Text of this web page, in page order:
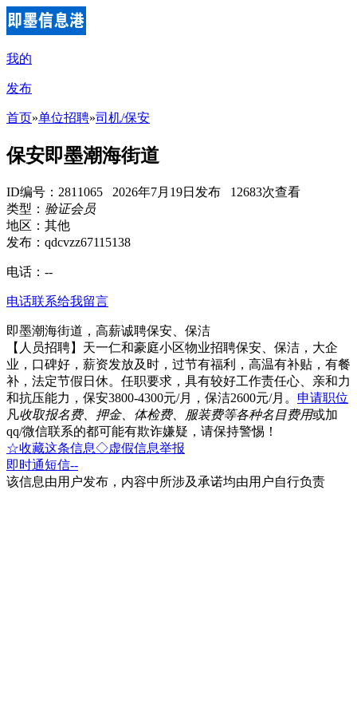
我的
发布
首页»单位招聘»司机/保安
保安即墨潮海街道
ID编号：2811065 2026年7月19日发布 12683次查看
类型： 验证会员
地区：其他
发布：qdcvzz67115138
电话： --
电话联系给我留言
即墨潮海街道，高薪诚聘保安、保洁
【人员招聘】天一仁和豪庭小区物业招聘保安、保洁，大企
业，口碑好，薪资发放及时，过节有福利，高温有补贴，有餐
补，法定节假日休。任职要求，具有较好工作责任心、亲和力
和抗压能力，保安3800-4300元/月，保洁2600元/月。 申请职位
凡收取报名费、押金、体检费、服装费等各种名目费用或加
qq/微信联系的都可能有欺诈嫌疑，请保持警惕！
☆收藏这条信息◇虚假信息举报
即时通短信--
该信息由用户发布，内容中所涉及承诺均由用户自行负责